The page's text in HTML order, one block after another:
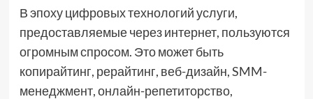
В эпоху цифровых технологий услуги,
предоставляемые через интернет, пользуются
огромным спросом. Это может быть
копирайтинг, рерайтинг, веб-дизайн, SMM-
менеджмент, онлайн-репетиторство,